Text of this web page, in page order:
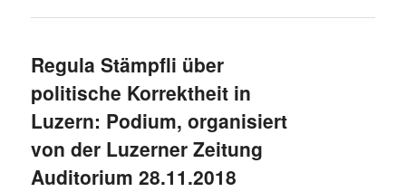
Regula Stämpfli über
politische Korrektheit in
Luzern: Podium, organisiert
von der Luzerner Zeitung
Auditorium 28.11.2018